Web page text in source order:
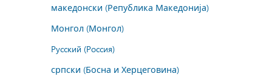
македонски (Република Македонија)
Монгол (Монгол)
Русский (Россия)
српски (Босна и Херцеговина)